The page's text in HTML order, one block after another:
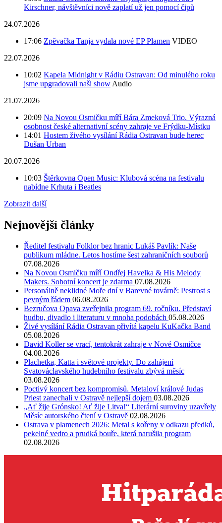
Kirschner, návštěvníci nově zaplatí už jen pomocí čipů
24.07.2026
17:06 Zpěvačka Tanja vydala nové EP Plamen VIDEO
22.07.2026
10:02 Kapela Midnight v Rádiu Ostravan: Od minulého roku
jsme upgradovali naši show Audio
21.07.2026
20:09 Na Novou Osmičku míří Bára Zmeková Trio. Výrazná
osobnost české alternativní scény zahraje ve Frýdku-Místku
14:01 Hostem živého vysílání Rádia Ostravan bude herec
Dušan Urban
20.07.2026
10:03 Štěrkovna Open Music: Klubová scéna na festivalu
nabídne Krhuta i Beatles
Zobrazit další
Nejnovější články
Ředitel festivalu Folklor bez hranic Lukáš Pavlík: Naše
publikum mládne. Letos hostíme šest zahraničních souborů
07.08.2026
Na Novou Osmičku míří Ondřej Havelka & His Melody
Makers. Sobotní koncert je zdarma 07.08.2026
Personálně neklidné Moře dní v Barevné továrně: Pestrost s
pevným řádem 06.08.2026
Bezručova Opava zveřejnila program 69. ročníku. Představí
hudbu, divadlo i literaturu v mnoha podobách 05.08.2026
Živé vysílání Rádia Ostravan přivítá kapelu KuKačka Band
05.08.2026
David Koller se vrací, tentokrát zahraje v Nové Osmičce
04.08.2026
Plachetka, Katta i světové projekty. Do zahájení
Svatováclavského hudebního festivalu zbývá měsíc
03.08.2026
Poctivý koncert bez kompromisů. Metaloví králové Judas
Priest zanechali v Ostravě nejlepší dojem 03.08.2026
„Ať žije Grónsko! Ať žije Litva!“ Literární suroviny uzavřely
Měsíc autorského čtení v Ostravě 02.08.2026
Ostrava v plamenech 2026: Metal s kořeny v odkazu předků,
pekelné vedro a prudká bouře, která narušila program
02.08.2026